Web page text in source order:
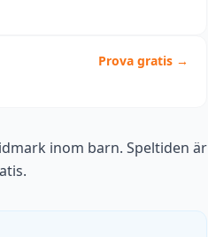
Prova gratis →
inom barn. Speltiden är